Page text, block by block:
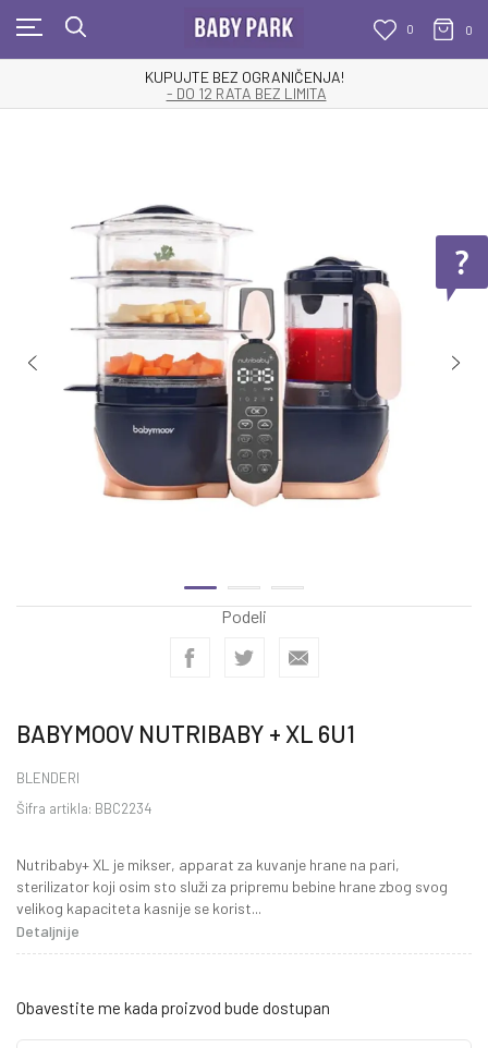
0 0
KUPUJTE BEZ OGRANIČENJA!
- DO 12 RATA BEZ LIMITA
Podeli
BABYMOOV NUTRIBABY + XL 6U1
BLENDERI
Šifra artikla: BBC2234
Nutribaby+ XL je mikser, apparat za kuvanje hrane na pari,
sterilizator koji osim sto služi za pripremu bebine hrane zbog svog
velikog kapaciteta kasnije se korist...
Detaljnije
Obavestite me kada proizvod bude dostupan